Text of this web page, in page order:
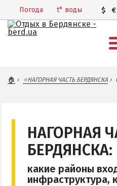
Погода t° воды $ €
Цены 2026
Пляжи
Веб-камеры
Бердянск в 3D
🏠 ⭐НАГОРНАЯ ЧАСТЬ БЕРДЯНСКА
НАГОРНАЯ
БЕРДЯНСКА:
какие районы
инфраструктура,